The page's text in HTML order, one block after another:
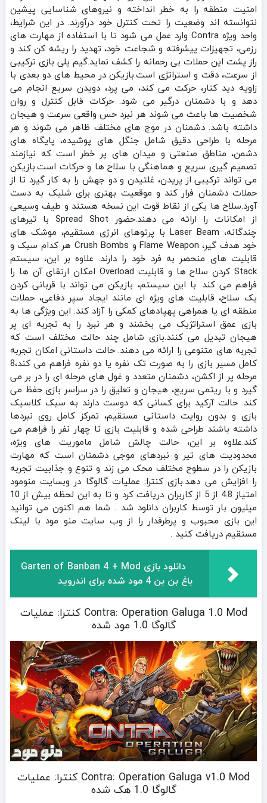
امنیت منطقه را به خطر انداخته و نیروهای شناسایی پیشین
نتوانسته‌ اند وضعیت را تحت کنترل خود درآورند. در این شرایط،
واحد ویژه Contra وارد عمل می‌ شود تا با استفاده از مهارت‌ های
رزمی، تجهیزات پیشرفته و شجاعت خود، تهدید را ریشه‌ کن کند و
راز پشت این حملات بی‌ رحمانه را کشف نماید.گیم‌ پلی بازی ترکیبی
از سرعت، دقت و استراتژی است.بازیکن در محیط‌ های دو بعدی با
زاویه دید کنار، حرکت می‌ کند، می‌ پرد، دویدن سریع انجام می‌
دهد و با دشمنان درگیر می‌ شود. حرکات قابل کنترل و روان
شخصیت‌ ها باعث می‌ شوند هر نبرد حس واقعی سرعت و هیجان
داشته باشد. دشمنان در موج‌ های مختلف ظاهر می‌ شوند و هر
مرحله با طراحی دقیق شامل جنگل‌ های پوشیده، پایگاه‌ های
دشمن، مناطق صنعتی و میدان‌ های پر خطر است که نیازمند
تصمیم‌ گیری سریع و هماهنگی با سلاح‌ ها و حرکات است.بازیکن
می‌ تواند ترکیبی از پریدن، غلتیدن و دو جهش را به‌ کار گیرد تا از
حملات دشمنان فرار کند و موقعیت بهتری برای شلیک به دست
آورد.سلاح‌ ها یکی از نقاط قوت این نسخه هستند و طیف وسیعی
از امکانات را ارائه می‌ دهند.حضور Spread Shot با تیرهای
چندگانه، Laser Beam با پرتوهای انرژی مستقیم، موشک‌ های
خود هدف‌ گیر، Flame Weapon و Crush Bombs هر کدام سبک و
قابلیت‌ های منحصر به فرد خود را دارند. علاوه بر این، سیستم
Stack کردن سلاح‌ ها و قابلیت Overload امکان ارتقای آن‌ ها را
فراهم می‌ کند. با این سیستم، بازیکن می‌ تواند با قربانی کردن
یک سلاح، قابلیت‌ های ویژه‌ ای مانند ایجاد سپر دفاعی، حملات
منطقه‌ ای یا همراهی پهپادهای کمکی را آزاد کند. این ویژگی‌ ها به
بازی عمق استراتژیک می‌ بخشند و هر نبرد را به تجربه‌ ای پر
هیجان تبدیل می‌ کنند.بازی شامل چند حالت مختلف است که
تجربه‌ های متنوعی را ارائه می‌ دهند. حالت داستانی امکان تجربه
کامل مسیر بازی را به صورت تک‌ نفره یا دو نفره فراهم می‌ کند،8
مرحله پر از اکشن، دشمنان متعدد و غول‌ های مرحله‌ ای را در بر می‌
گیرد و با ریتمی سریع، هیجان و تعلیق را در سراسر بازی حفظ می‌
کند. حالت آرکید برای کسانی که دوست دارند به سبک کلاسیک
بازی و بدون روایت داستانی مستقیم، تمرکز کامل روی نبردها
داشته باشند طراحی شده و قابلیت بازی تا چهار نفر را فراهم می‌
کند.علاوه بر این، حالت چالش شامل ماموریت‌ های ویژه،
محدودیت‌ های تیر و نبردهای موجی دشمنان است که مهارت
بازیکن را در سطوح مختلف محک می‌ زند و تنوع و جذابیت تجربه
را افزایش می‌ دهد.بازی کنترا: عملیات گالوگا در وبسایت منومود
امتیاز 4.8 از 5 از کاربران دریافت کرد و تا به این لحظه بیش از 10
میلیون بار توسط کاربران دانلود شد . شما هم اکنون می توانید
این بازی محبوب و پرطرفدار را از وب سایت منو مود با لینک
مستقیم دریافت کنید .
دانلود بازی Garten of Banban 4 + Mod
باغ بن بن 4 مود شده برای اندروید
Contra: Operation Galuga 1.0 Mod کنترا: عملیات
گالوگا 1.0 مود شده
Contra: Operation Galuga v1.0 Mod کنترا: عملیات
گالوگا 1.0 هک شده